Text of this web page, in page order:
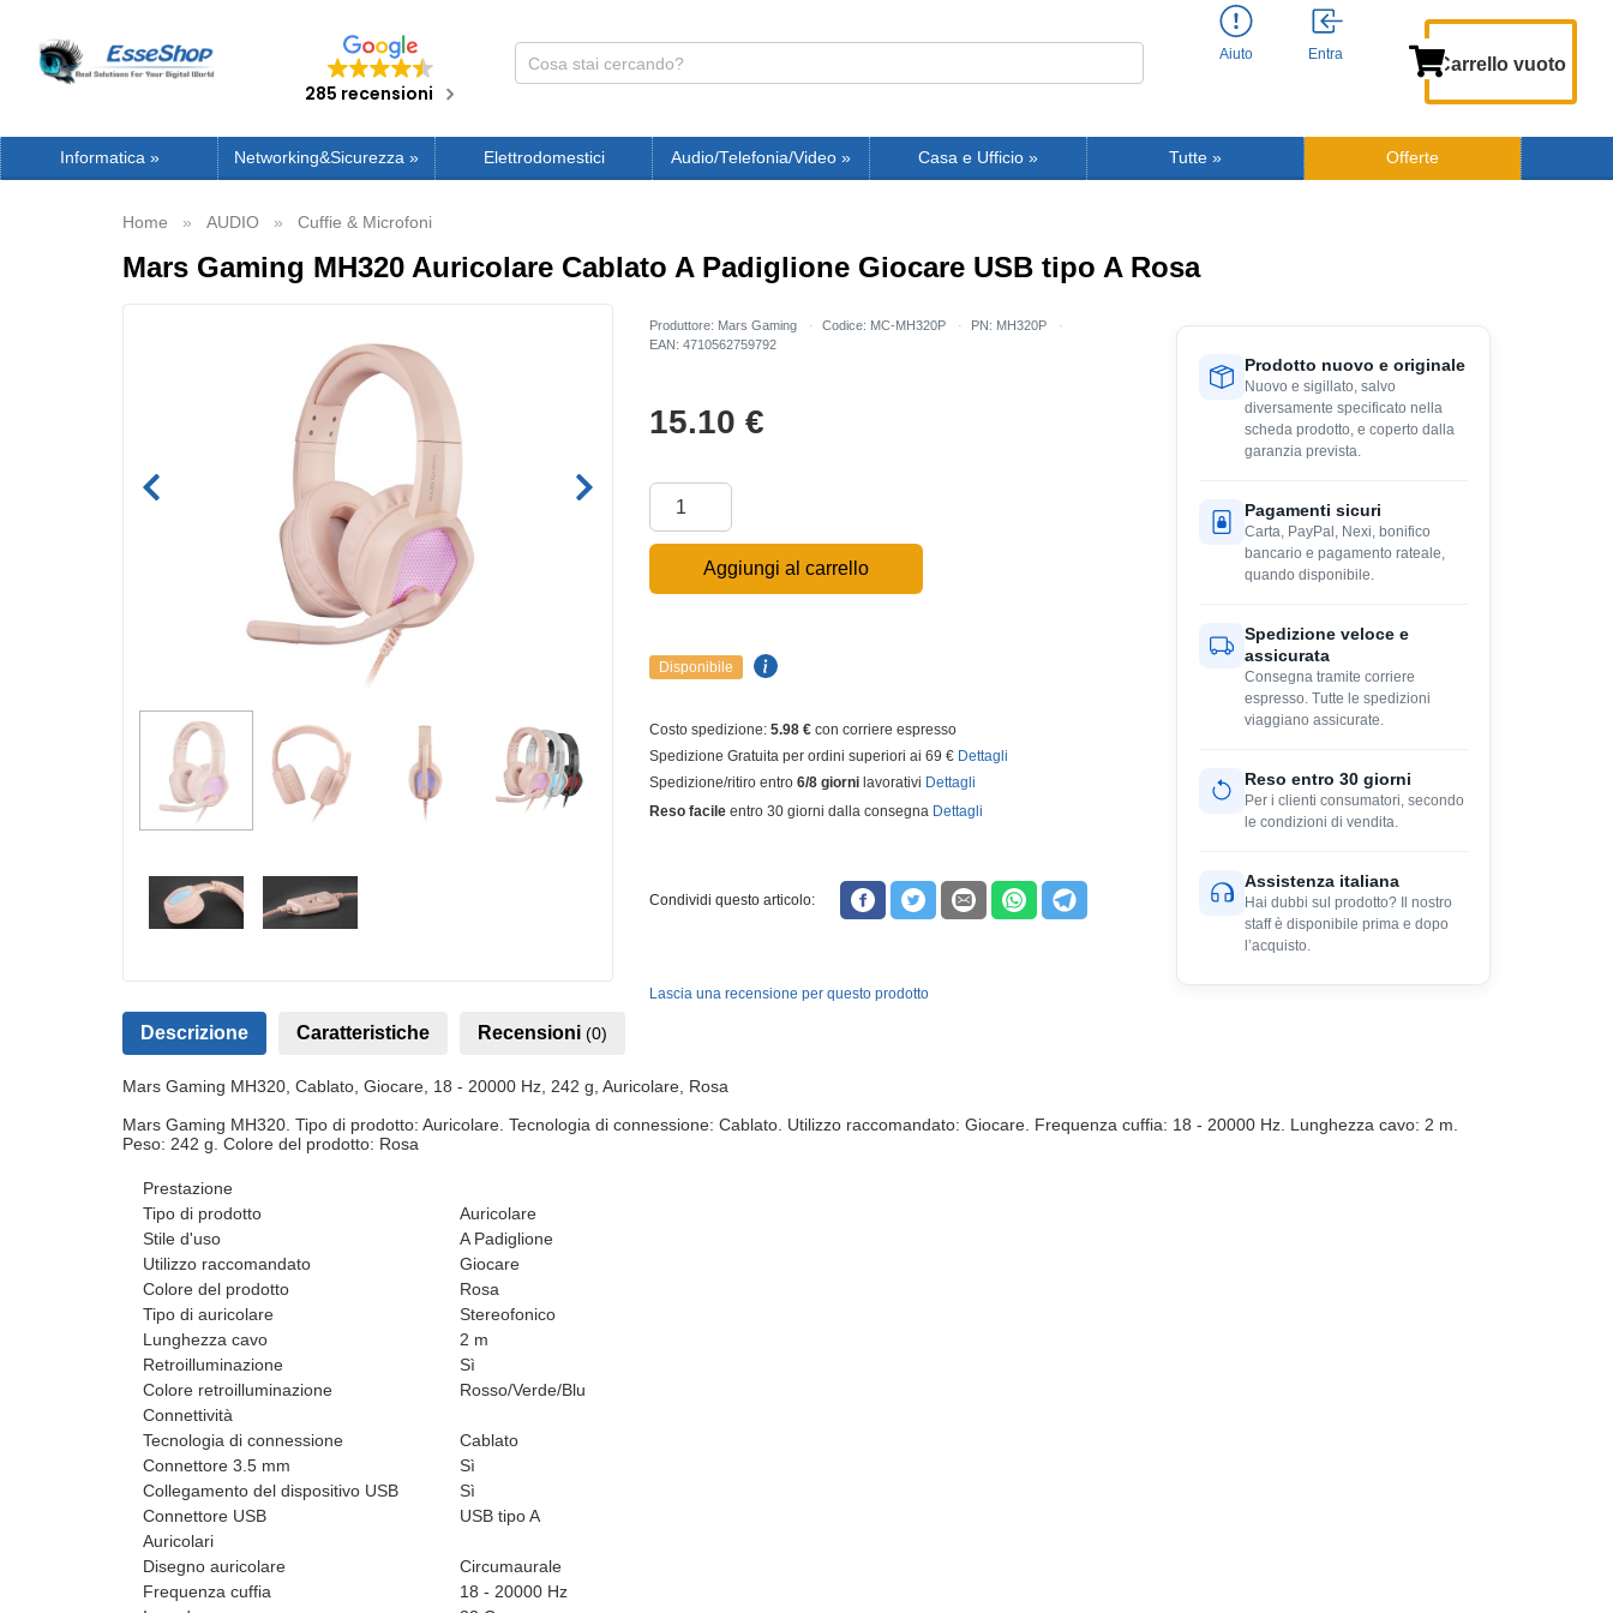
285 recensioni
Aiuto Entra Carrello vuoto
Informatica» Networking&Sicurezza » Elettrodomestici Audio/Telefonia/Video » Casa e Ufficio » Tutte » Offerte
Home AUDIO Cuffie & Microfoni
Mars Gaming MH320 Auricolare Cablato A Padiglione Giocare USB tipo A Rosa
Produttore: Mars Gaming Codice: MC-MH320P
PN: MH320P
EAN: 4710562759792
15.10 €
Aggiungi al carrello
Disponibile
Costo spedizione: 5.98 € con corriere espresso
Spedizione Gratuita per ordini superiori ai 69 € Dettagli
Spedizione/ritiro entro 6/8 giornilavorativi Dettagli
Reso facileentro 30 giorni dalla consegna Dettagli
Condividi questo articolo:
Lascia una recensione per questo prodotto
Prodotto nuovo e originale
Nuovo e sigillato, salvo
diversamente specificato nella
scheda prodotto, e coperto dalla
garanzia prevista.
Pagamenti sicuri
Carta, PayPal, Nexi, bonifico
bancario e pagamento rateale,
quando disponibile.
Spedizione veloce e
assicurata
Consegna tramite corriere
espresso. Tutte le spedizioni
viaggiano assicurate.
Reso entro 30 giorni
Per i clienti consumatori, secondo
le condizioni di vendita.
Assistenza italiana
Hai dubbi sul prodotto? Il nostro
staff è disponibile prima e dopo
l’acquisto.
Descrizione Caratteristiche Recensioni (0)
Mars Gaming MH320, Cablato, Giocare, 18 - 20000 Hz, 242 g, Auricolare, Rosa
Mars Gaming MH320. Tipo di prodotto: Auricolare. Tecnologia di connessione: Cablato. Utilizzo raccomandato: Giocare. Frequenza cuffia: 18 - 20000 Hz. Lunghezza cavo: 2 m.
Peso: 242 g. Colore del prodotto: Rosa
Prestazione
Tipo di prodotto
Auricolare
Stile d'uso
A Padiglione
Utilizzo raccomandato
Giocare
Colore del prodotto
Rosa
Tipo di auricolare
Stereofonico
Lunghezza cavo
2 m
Retroilluminazione
Sì
Colore retroilluminazione
Rosso/Verde/Blu
Connettività
Tecnologia di connessione
Cablato
Connettore 3.5 mm
Sì
Collegamento del dispositivo USB
Sì
Connettore USB
USB tipo A
Auricolari
Disegno auricolare
Circumaurale
Frequenza cuffia
18 - 20000 Hz